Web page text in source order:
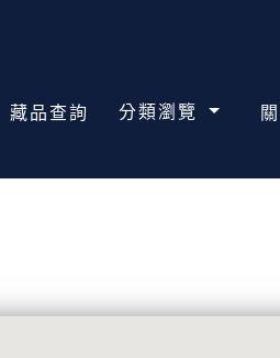
藏品查詢 分類瀏覽